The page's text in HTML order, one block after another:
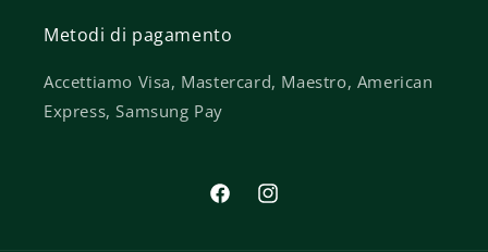
Metodi di pagamento
Accettiamo Visa, Mastercard, Maestro, American
Express, Samsung Pay
FacebookInstagram